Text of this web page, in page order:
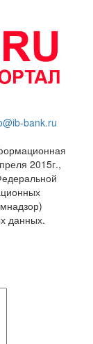
bank.ru
2015г.,
данных.